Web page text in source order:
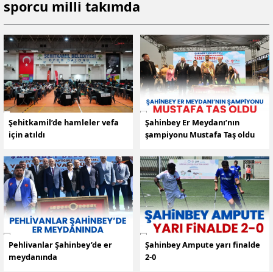
sporcu milli takımda
Şehitkamil’de hamleler vefa
için atıldı
Şahinbey Er Meydanı’nın
şampiyonu Mustafa Taş oldu
Pehlivanlar Şahinbey’de er
meydanında
Şahinbey Ampute yarı finalde
2-0